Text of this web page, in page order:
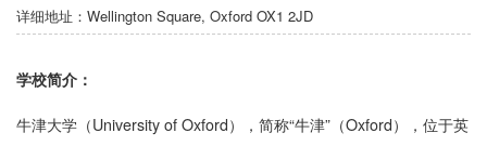
详细地址： Wellington Square, Oxford OX1 2JD
学校简介：
牛津大学（University of Oxford），简称“牛津”（Oxford），位于英